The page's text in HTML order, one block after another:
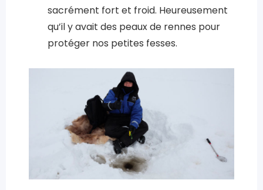
sacrément fort et froid. Heureusement
qu’il y avait des peaux de rennes pour
protéger nos petites fesses.